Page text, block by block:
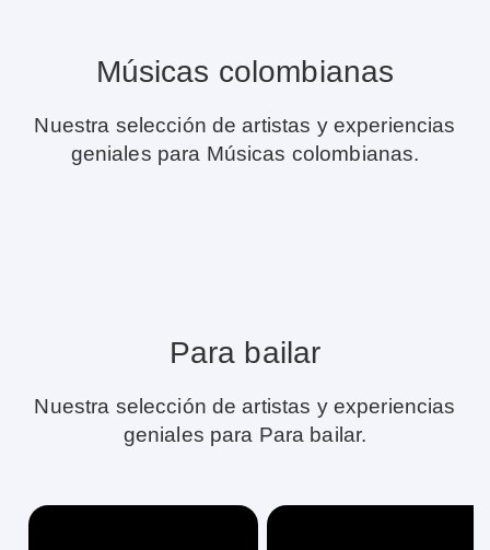
Músicas colombianas
Nuestra selección de artistas y experiencias
geniales para Músicas colombianas.
Para bailar
Nuestra selección de artistas y experiencias
geniales para Para bailar.